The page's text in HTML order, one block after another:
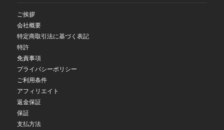
ご挨拶
会社概要
特定商取引法に基づく表記
特許
免責事項
プライバシーポリシー
ご利用条件
アフィリエイト
返金保証
保証
支払方法